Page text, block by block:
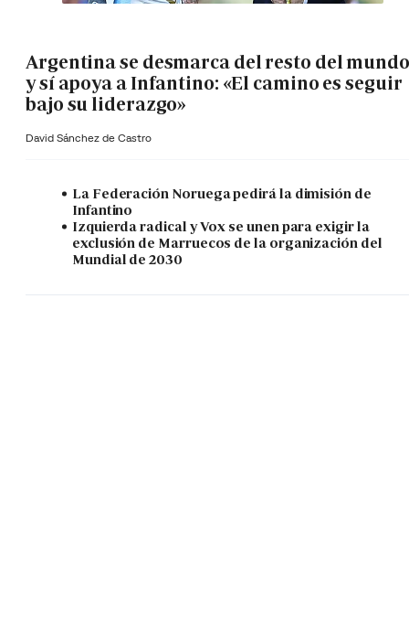
Argentina se desmarca del resto del mundo
y sí apoya a Infantino: «El camino es seguir
bajo su liderazgo»
David Sánchez de Castro
La Federación Noruega pedirá la dimisión de
Infantino
Izquierda radical y Vox se unen para exigir la
exclusión de Marruecos de la organización del
Mundial de 2030